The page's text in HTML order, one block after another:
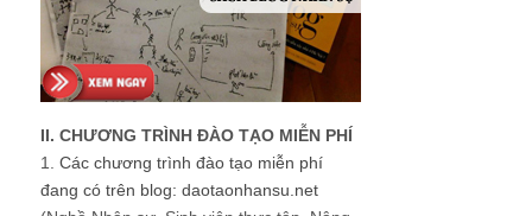
II. CHƯƠNG TRÌNH ĐÀO TẠO MIỄN PHÍ
1. Các chương trình đào tạo miễn phí
đang có trên blog: daotaonhansu.net